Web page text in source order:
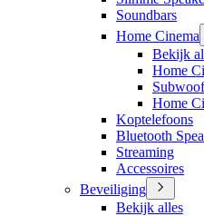
Soundbars
Home Cinema
Bekijk
Home
Home
Koptelefoons
Bluetooth
Streaming
Accessoires
Beveiliging
Bekijk alles